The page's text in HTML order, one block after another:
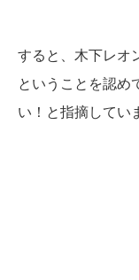
すると、木下レオ
ということを認め
い！と指摘してい